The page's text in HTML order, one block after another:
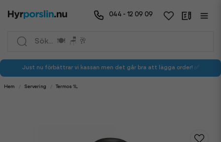
044 - 12 09 09
Just nu förbättrar vi kassan men det går bra att lägga order! ✅
Hem Servering Termos 1L